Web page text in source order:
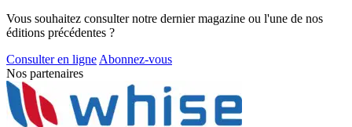
Vous souhaitez consulter notre dernier magazine ou l'une de nos
éditions précédentes ?
Consulter en ligne Abonnez-vous
Nos partenaires